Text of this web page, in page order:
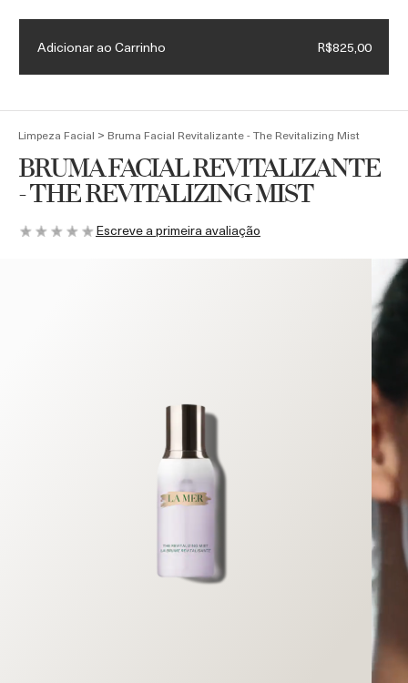
(0)
Limpeza Facial > Bruma Facial Revitalizante - The Revitalizing Mist
BRUMA FACIAL REVITALIZANTE
- THE REVITALIZING MIST
Escreve a primeira avaliação
Adicionar ao Carrinho R$825,00